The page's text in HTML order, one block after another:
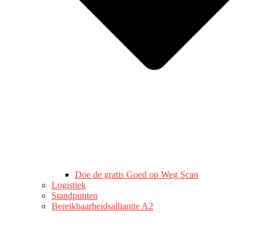
Doe de gratis Goed op Weg Scan
Logistiek
Standpunten
Bereikbaarheidsalliantie A2